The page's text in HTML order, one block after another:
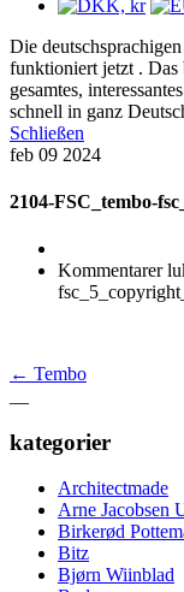
Die
funktioniert jetzt . Das
gesamtes,
schnell in ganz
Schließen
feb 09 2024
2104-FSC_tembo-
Kommentarer
← Tembo
kategorier
Architectmade
Arne Jacobsen
Birkerød
Bitz
Bjørn Wiinblad